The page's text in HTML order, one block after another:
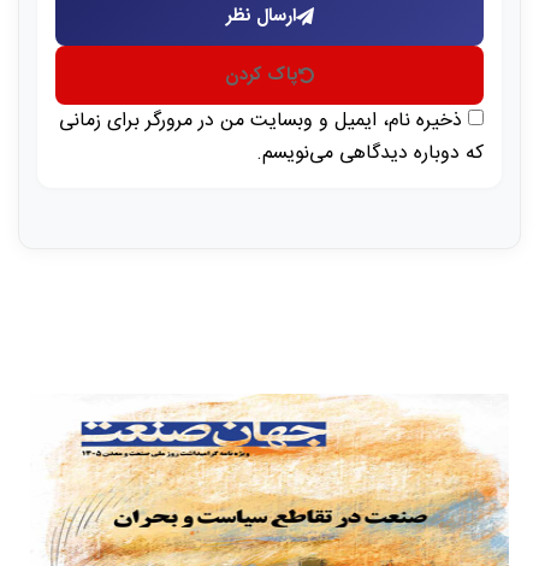
ارسال نظر
پاک کردن
ذخیره نام، ایمیل و وبسایت من در مرورگر برای زمانی
که دوباره دیدگاهی می‌نویسم.